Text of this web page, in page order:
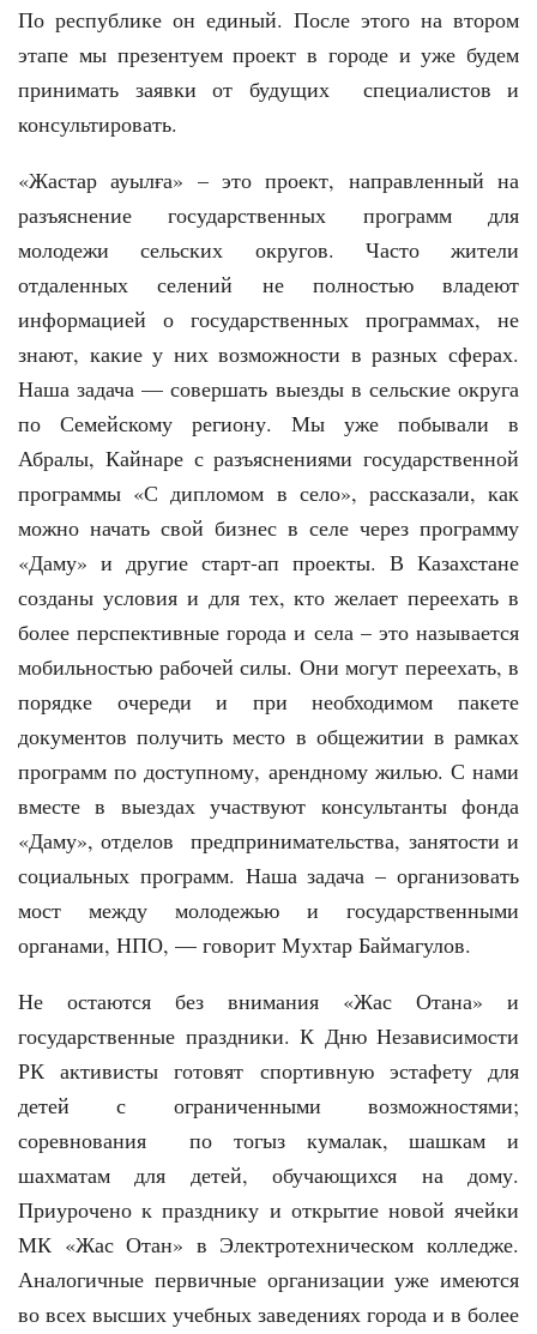
По республике он единый. После этого на втором
этапе мы презентуем проект в городе и уже будем
принимать заявки от будущих специалистов и
консультировать.
«Жастар ауылға» – это проект, направленный на
разъяснение государственных программ для
молодежи сельских округов. Часто жители
отдаленных селений не полностью владеют
информацией о государственных программах, не
знают, какие у них возможности в разных сферах.
Наша задача — совершать выезды в сельские округа
по Семейскому региону. Мы уже побывали в
Абралы, Кайнаре с разъяснениями государственной
программы «С дипломом в село», рассказали, как
можно начать свой бизнес в селе через программу
«Даму» и другие старт-ап проекты. В Казахстане
созданы условия и для тех, кто желает переехать в
более перспективные города и села – это называется
мобильностью рабочей силы. Они могут переехать, в
порядке очереди и при необходимом пакете
документов получить место в общежитии в рамках
программ по доступному, арендному жилью. С нами
вместе в выездах участвуют консультанты фонда
«Даму», отделов предпринимательства, занятости и
социальных программ. Наша задача – организовать
мост между молодежью и государственными
органами, НПО, — говорит Мухтар Баймагулов.
Не остаются без внимания «Жас Отана» и
государственные праздники. К Дню Независимости
РК активисты готовят спортивную эстафету для
детей с ограниченными возможностями;
соревнования по тогыз кумалак, шашкам и
шахматам для детей, обучающихся на дому.
Приурочено к празднику и открытие новой ячейки
МК «Жас Отан» в Электротехническом колледже.
Аналогичные первичные организации уже имеются
во всех высших учебных заведениях города и в более